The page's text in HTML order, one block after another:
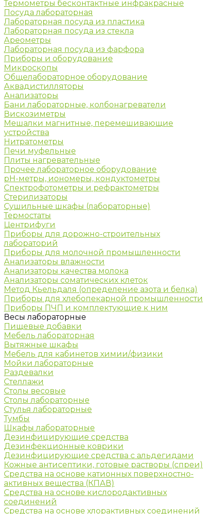
Термометры бесконтактные инфракрасные
Посуда лабораторная
Лабораторная посуда из пластика
Лабораторная посуда из стекла
Ареометры
Лабораторная посуда из фарфора
Приборы и оборудование
Микроскопы
Общелабораторное оборудование
Аквадистилляторы
Анализаторы
Бани лабораторные, колбонагреватели
Вискозиметры
Мешалки магнитные, перемешивающие
устройства
Нитратометры
Печи муфельные
Плиты нагревательные
Прочее лабораторное оборудование
рН-метры, иономеры, кондуктометры
Спектрофотометры и рефрактометры
Стерилизаторы
Сушильные шкафы (лабораторные)
Термостаты
Центрифуги
Приборы для дорожно-строительных
лабораторий
Приборы для молочной промышленности
Анализаторы влажности
Анализаторы качества молока
Анализаторы соматических клеток
Метод Кьельдаля (определение азота и белка)
Приборы для хлебопекарной промышленности
Приборы ПЧП и комплектующие к ним
Весы лабораторные
Пищевые добавки
Мебель лабораторная
Вытяжные шкафы
Мебель для кабинетов химии/физики
Мойки лабораторные
Раздевалки
Стеллажи
Столы весовые
Столы лабораторные
Стулья лабораторные
Тумбы
Шкафы лабораторные
Дезинфицирующие средства
Дезинфекционные коврики
Дезинфицирующие средства с альдегидами
Кожные антисептики, готовые растворы (спреи)
Средства на основе катионных поверхностно-
активных вещества (КПАВ)
Средства на основе кислородактивных
соединений
Средства на основе хлорактивных соединений